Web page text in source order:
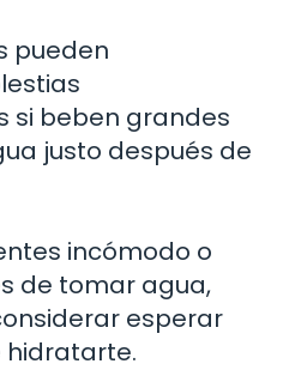
pueden
si beben grandes
justo después de
incómodo o
de tomar agua,
esperar
hidratarte.